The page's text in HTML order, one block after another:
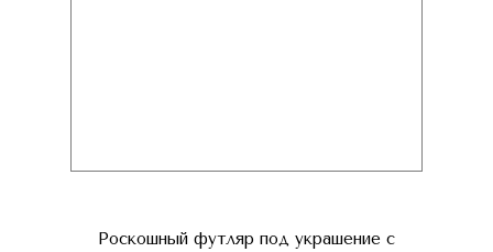
Роскошный футляр под украшение с